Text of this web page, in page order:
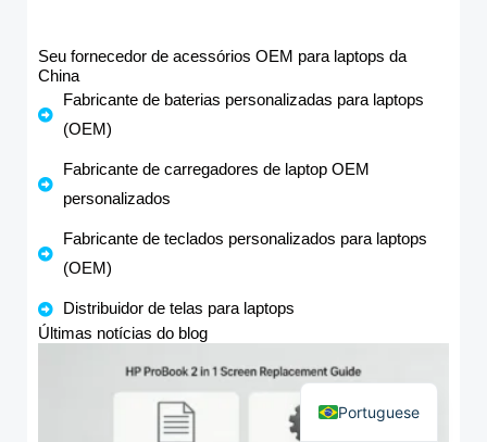
Seu fornecedor de acessórios OEM para laptops da
China
Fabricante de baterias personalizadas para laptops
(OEM)
Fabricante de carregadores de laptop OEM
personalizados
Fabricante de teclados personalizados para laptops
(OEM)
Distribuidor de telas para laptops
Últimas notícias do blog
Portuguese
English
Spanish